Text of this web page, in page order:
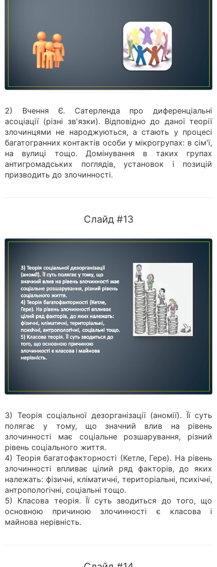
2) Вчення Є. Сатерленда про диференціальні
асоціації (різні зв'язки). Відповідно до даної теорії
злочинцями не народжуються, а стають у процесі
багатогранних контактів особи у мікрогрупах: в сім'ї,
на вулиці тощо. Домінування в таких групах
антигромадських поглядів, установок і позицій
призводить до злочинності.
Слайд #13
3) Теорія соціальної дезорганізації (аномії). Її суть
полягає у тому, що значний влив на рівень
злочинності має соціальне розшарування, різний
рівень соціального життя.
4) Теорія багатофакторності (Кетле, Гере). На рівень
злочинності впливає цілий ряд факторів, до яких
належать: фізичні, кліматичні, територіальні, психічні,
антропологічні, соціальні тощо.
5) Класова теорія. Її суть зводиться до того, що
основною причиною злочинності є класова і
майнова нерівність.